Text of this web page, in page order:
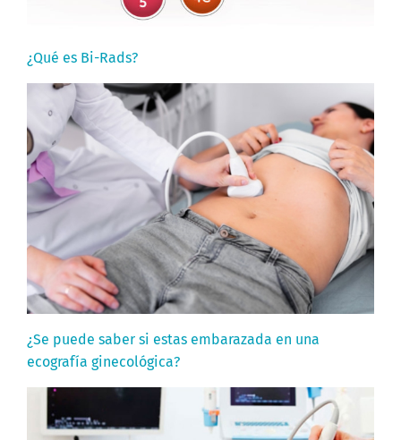
¿Qué es Bi-Rads?
¿Se puede saber si estas embarazada en una
ecografía ginecológica?